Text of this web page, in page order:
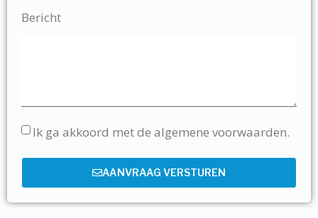
Bericht
Ik ga akkoord met de algemene voorwaarden.
AANVRAAG VERSTUREN